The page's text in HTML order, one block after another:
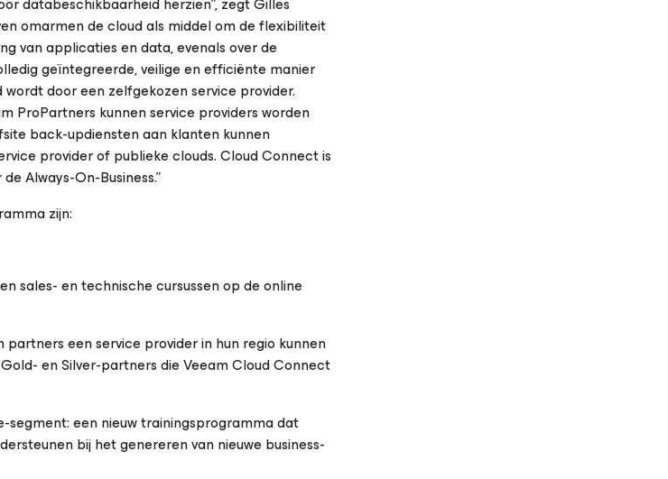
omarmen de cloud als middel om de flexibiliteit
van applicaties en data, evenals over de
geïntegreerde, veilige en efficiënte manier
door een zelfgekozen service provider.
ProPartners kunnen service providers worden
back-updiensten aan klanten kunnen
provider of publieke clouds. Cloud Connect is
Always-On-Business.”
zijn:
sales- en technische cursussen op de online
een service provider in hun regio kunnen
en Silver-partners die Veeam Cloud Connect
een nieuw trainingsprogramma dat
bij het genereren van nieuwe business-